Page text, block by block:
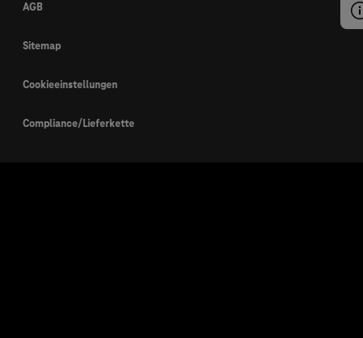
AGB
Sitemap
Cookieeinstellungen
Compliance/Lieferkette